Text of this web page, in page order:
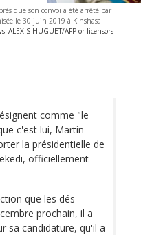
que son convoi a été arrêté par
le 30 juin 2019 à Kinshasa.
ALEXIS HUGUET/AFP or licensors
comme "le
c'est lui, Martin
la présidentielle de
officiellement
que les dés
prochain, il a
sa candidature, qu'il a